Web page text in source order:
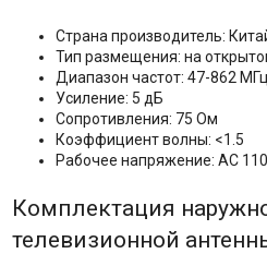
Страна производитель:
Тип размещения: на
Диапазон частот: 47-862 МГц
Усиление: 5 дБ
Сопротивления: 75 Ом
Коэффициент волны: <1.5
Рабочее напряжение: AC
Комплектация
телевизионной